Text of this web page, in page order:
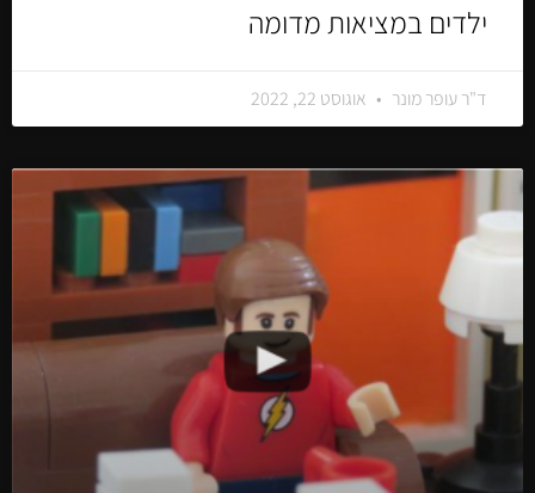
ילדים במציאות מדומה
ד"ר עופר מונר אוגוסט 22, 2022